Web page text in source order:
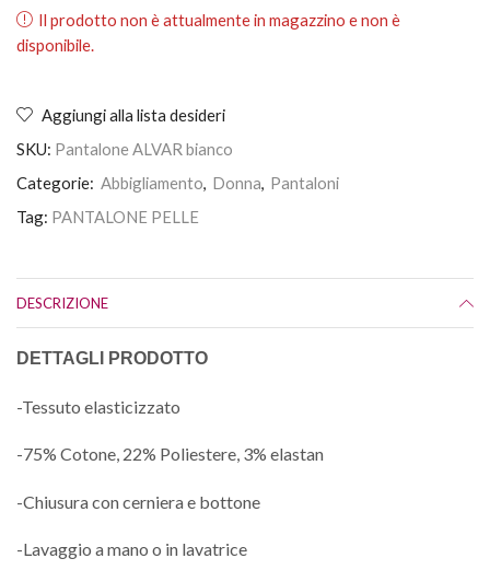
Il prodotto non è attualmente in magazzino e non è
disponibile.
Aggiungi alla lista desideri
SKU: Pantalone ALVAR bianco
Categorie: Abbigliamento, Donna, Pantaloni
Tag: PANTALONE PELLE
DESCRIZIONE
DETTAGLI PRODOTTO
-Tessuto elasticizzato
-75% Cotone, 22% Poliestere, 3% elastan
-Chiusura con cerniera e bottone
-Lavaggio a mano o in lavatrice